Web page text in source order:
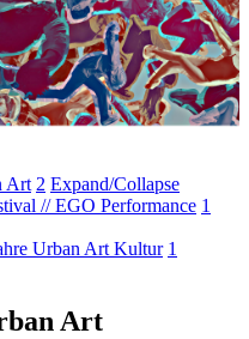
Art 2 Expand/Collapse
// EGO Performance 1
Urban Art Kultur 1
Art